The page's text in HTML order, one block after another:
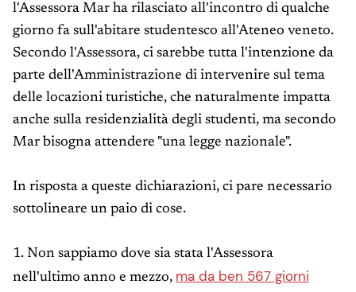
l'Assessora Mar ha rilasciato all'incontro di qualche
giorno fa sull'abitare studentesco all'Ateneo veneto.
Secondo l'Assessora, ci sarebbe tutta l'intenzione da
parte dell'Amministrazione di intervenire sul tema
delle locazioni turistiche, che naturalmente impatta
anche sulla residenzialità degli studenti, ma secondo
Mar bisogna attendere "una legge nazionale".
In risposta a queste dichiarazioni, ci pare necessario
sottolineare un paio di cose.
1. Non sappiamo dove sia stata l'Assessora
nell'ultimo anno e mezzo, ma da ben 567 giorni